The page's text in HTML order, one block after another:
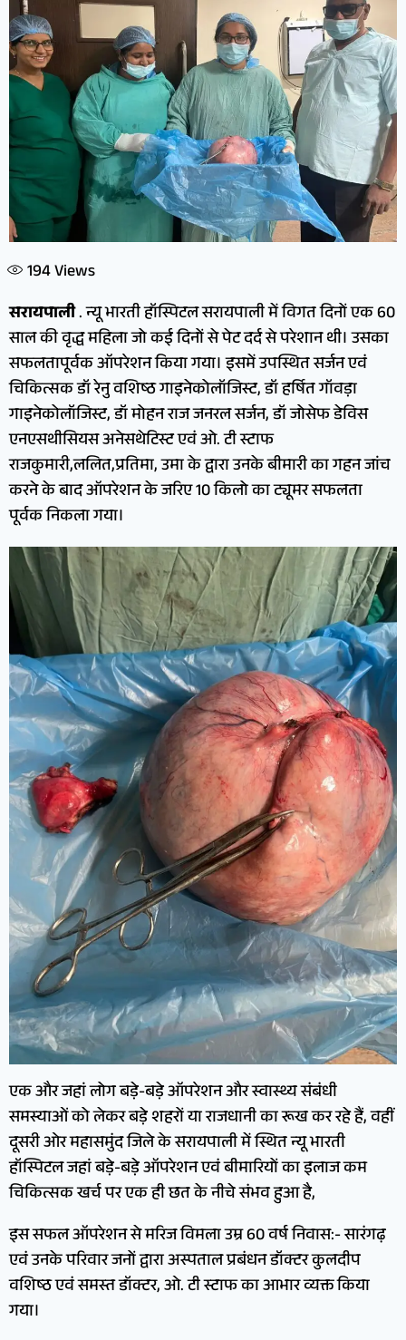
194Views
सरायपाली. न्यू भारती हॉस्पिटल सरायपाली में विगत दिनों एक 60
साल की वृद्ध महिला जो कई दिनों से पेट दर्द से परेशान थी। उसका
सफलतापूर्वक ऑपरेशन किया गया। इसमें उपस्थित सर्जन एवं
चिकित्सक डॉ रेनु वशिष्ठ गाइनेकोलॉजिस्ट, डॉ हर्षित गॉवड़ा
गाइनेकोलॉजिस्ट, डॉ मोहन राज जनरल सर्जन, डॉ जोसेफ डेविस
एनएसथीसियस अनेसथेटिस्ट एवं ओ. टी स्टाफ
राजकुमारी,ललित,प्रतिमा, उमा के द्वारा उनके बीमारी का गहन जांच
करने के बाद ऑपरेशन के जरिए 10 किलो का ट्यूमर सफलता
पूर्वक निकला गया।
एक और जहां लोग बड़े-बड़े ऑपरेशन और स्वास्थ्य संबंधी
समस्याओं को लेकर बड़े शहरों या राजधानी का रूख कर रहे हैं, वहीं
दूसरी ओर महासमुंद जिले के सरायपाली में स्थित न्यू भारती
हॉस्पिटल जहां बड़े-बड़े ऑपरेशन एवं बीमारियों का इलाज कम
चिकित्सक खर्च पर एक ही छत के नीचे संभव हुआ है,
इस सफल ऑपरेशन से मरिज विमला उम्र 60 वर्ष निवास:- सारंगढ़
एवं उनके परिवार जनों द्वारा अस्पताल प्रबंधन डॉक्टर कुलदीप
वशिष्ठ एवं समस्त डॉक्टर, ओ. टी स्टाफ का आभार व्यक्त किया
गया।